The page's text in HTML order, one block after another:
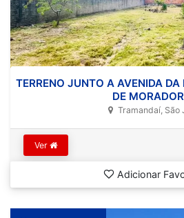
TERRENO JUNTO A AVENIDA
DE
Tramandaí, São
Ver
Adicionar